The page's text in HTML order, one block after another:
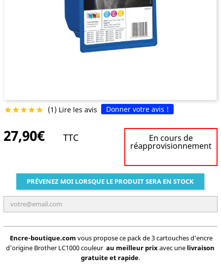
 (1) Lire les avis Donner votre avis !
27,90€ TTC En cours de
réapprovisionnement
PRÉVENEZ MOI LORSQUE LE PRODUIT SERA EN STOCK
Encre-boutique.com vous propose ce pack de 3 cartouches d'encre
d'origine Brother LC1000 couleurau meilleur prixavec une livraison
gratuite et rapide.